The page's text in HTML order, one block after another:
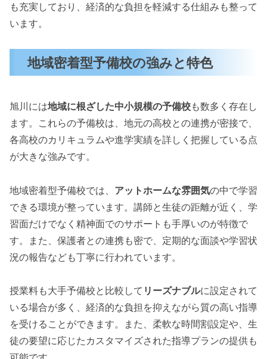
も充実しており、経済的な負担を軽減する仕組みも整って
います。
地域密着型予備校の強みと特色
旭川には地域に根ざした中小規模の予備校も数多く存在し
ます。これらの予備校は、地元の高校との連携が密接で、
各高校のカリキュラムや進学実績を詳しく把握している点
が大きな強みです。
地域密着型予備校では、 アットホームな雰囲気の中で学習
できる環境が整っています。講師と生徒の距離が近く、学
習面だけでなく精神面でのサポートも手厚いのが特徴で
す。また、保護者との連携も密で、定期的な面談や学習状
況の報告なども丁寧に行われています。
授業料も大手予備校と比較して リーズナブルに設定されて
いる場合が多く、経済的な負担を抑えながら質の高い指導
を受けることができます。また、柔軟な時間割設定や、生
徒の要望に応じたカスタマイズされた指導プランの提供も